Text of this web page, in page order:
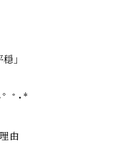
」
ﾟ･*
由